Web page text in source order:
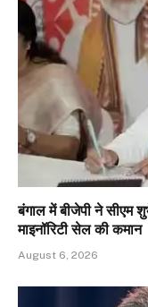
बंगाल में बीजेपी ने सीएम
माइनॉरिटी सेल की कमान
August 6, 2026